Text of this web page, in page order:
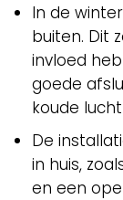
In de
buiten. Dit
invloed
goede
koude
De
in huis,
en een